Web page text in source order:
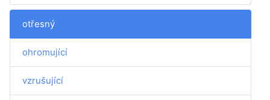
otřesný
ohromující
vzrušující